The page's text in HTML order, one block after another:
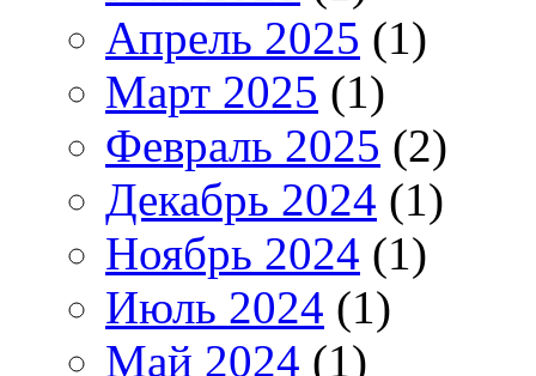
Апрель 2025 (1)
Март 2025 (1)
Февраль 2025 (2)
Декабрь 2024 (1)
Ноябрь 2024 (1)
Июль 2024 (1)
Май 2024 (1)